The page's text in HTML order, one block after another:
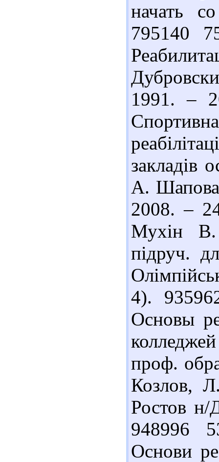
начать
795140
1991. –
закладів
А.
2008. –
Мухін В.
підруч.
4).
Основы
проф.
Козлов,
Ростов
948996
Основи